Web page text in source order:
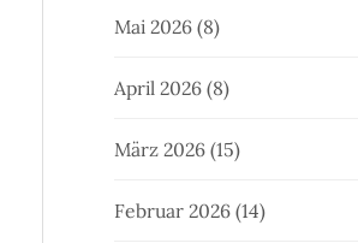
Mai 2026 (8)
April 2026 (8)
März 2026 (15)
Februar 2026 (14)